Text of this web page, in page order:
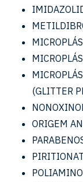
(GLITTER
ORIGEM